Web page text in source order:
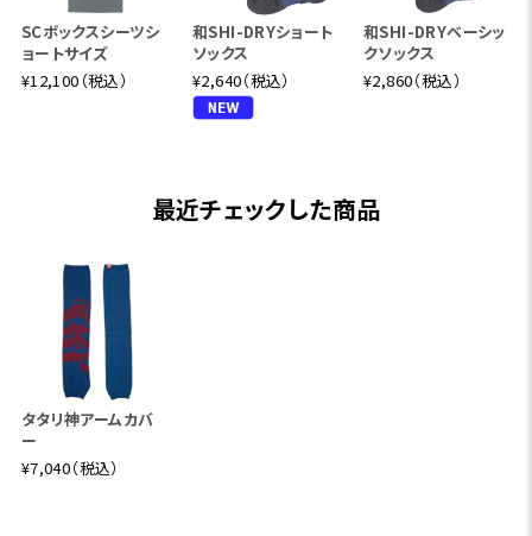
SCボックスシーツシ
ョートサイズ
¥12,100（税込）
和SHI-DRYショート
ソックス
¥2,640（税込）
和SHI-DRYベーシッ
クソックス
¥2,860（税込）
最近チェックした商品
タタリ神アームカバ
ー
¥7,040（税込）